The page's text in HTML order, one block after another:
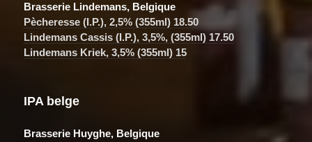
Brasserie Lindemans, Belgique
Pècheresse (I.P.), 2,5% (355ml) 18.50
Lindemans Cassis (I.P.), 3,5%, (355ml) 17.50
Lindemans Kriek, 3,5% (355ml) 15
IPA belge
Brasserie Huyghe, Belgique